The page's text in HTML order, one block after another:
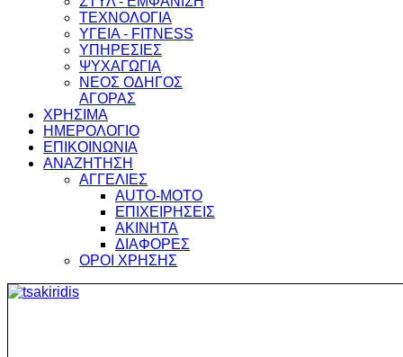
ΤΕΧΝΟΛΟΓΙΑ
ΥΓΕΙΑ - FITNESS
ΥΠΗΡΕΣΙΕΣ
ΨΥΧΑΓΩΓΙΑ
ΝΕΟΣ ΟΔΗΓΟΣ
ΑΓΟΡΑΣ
ΧΡΗΣΙΜΑ
ΗΜΕΡΟΛΟΓΙΟ
ΕΠΙΚΟΙΝΩΝΙΑ
ΑΝΑΖΗΤΗΣΗ
ΑΓΓΕΛΙΕΣ
AUTO-MOTO
ΕΠΙΧΕΙΡΗΣΕΙΣ
ΑΚΙΝΗΤΑ
ΔΙΑΦΟΡΕΣ
ΟΡΟΙ ΧΡΗΣΗΣ